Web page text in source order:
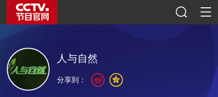
人与自然
分享到：